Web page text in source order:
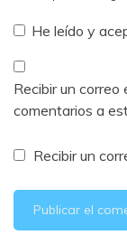
He leído y
Recibir un
comentarios a
Recibir un